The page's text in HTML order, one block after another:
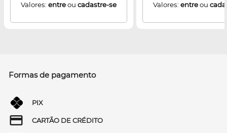
Valores: entreou cadastre-se Valores: entreou
Formas de pagamento
PIX
CARTÃO DE CRÉDITO